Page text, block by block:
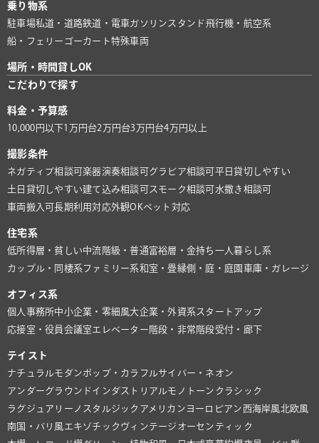
乗り物系
駐車場私道・道路鉄道・電車 ガソリンスタンド 飛行機・航空系
船・フェリー ゴーカート特殊車両
場所・時間貸しOK
こだわりで探す
料金・予算感
10,000円以下1万円台2万円台3万円台4万円以上
撮影条件
ネガティブ相談可楽器演奏相談可 グラビア相談可 平日貸切しやすい
土日貸切しやすい建て込み相談可 スモーク相談可 水撒き相談可
車両搬入可長期利用対応外観OKペット対応
住宅系
低所得層・貧しい中流階級・普通富裕層・金持ち 一人暮らし系
カップル・同棲系ファミリー系和室・畳縁側・庭・庭園 車庫・ガレージ
オフィス系
個人事務所中小企業・零細風大企業・外資系スタートアップ
応接室・役員会議室 エレベーター 階段・非常階段受付・廊下
テイスト
ナチュラルモダンポップ・カラフルサイバー・ネオン
アンダーグラウンド インダストリアルモノトーン クラシック
ラグジュアリー ノスタルジック アメリカン ヨーロピアン 西海岸風北欧風
南国・バリ風 エキゾチック ヴィンテージ オーセンティック